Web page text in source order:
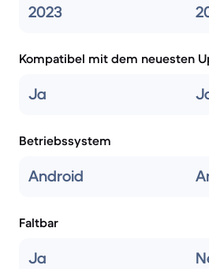
2023
Kompatibel mit dem neuesten
Ja
Betriebssystem
Android
Faltbar
Ja